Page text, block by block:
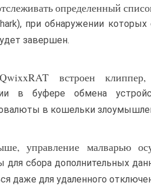
определенный
при обнаружении
завершен.
встроен
в буфере обмена
в кошельки
управление малварью
для сбора дополнительных
даже для удаленного